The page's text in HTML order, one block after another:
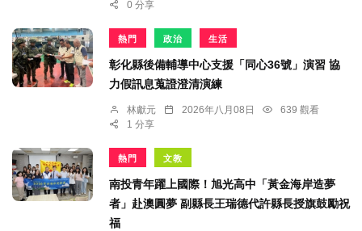
0 分享
熱門 政治 生活
彰化縣後備輔導中心支援「同心36號」演習 協
力假訊息蒐證澄清演練
林獻元 2026年八月08日
639 觀看
1 分享
熱門 文教
南投青年躍上國際！旭光高中「黃金海岸造夢
者」赴澳圓夢 副縣長王瑞德代許縣長授旗鼓勵祝
福